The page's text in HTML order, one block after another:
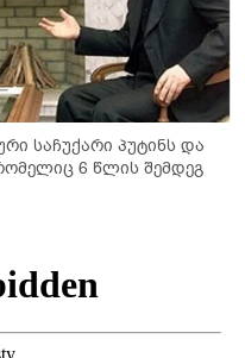
საჩუქარი პუტინს და
6 წლის შემდეგ